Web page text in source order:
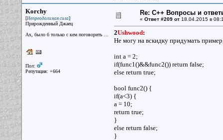
Korchy
[Непреодолимая сила]
Прирожденный Джаец
Ах, было б только с кем поговорить ...
Пол:
Репутация: +664
Re: С++ Вопросы и
« Ответ #209 от18.04.2015 в
2Ushwood:
Не могу на вскидку придумать
int a = 2;
if(func1()&&func2()) return false;
else return true;
bool func2() {
if(a<3) {
a = 10;
return true;
}
else return false;
}